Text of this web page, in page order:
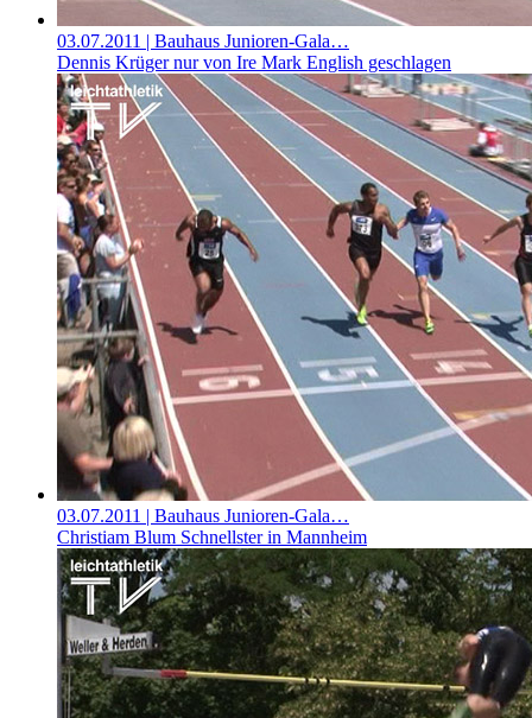
03.07.2011 | Bauhaus Junioren-Gala…
Dennis Krüger nur von Ire Mark English geschlagen
03.07.2011 | Bauhaus Junioren-Gala…
Christiam Blum Schnellster in Mannheim